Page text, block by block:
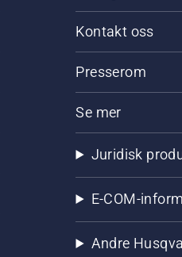
Kontakt oss
Presserom
Se mer
Juridisk
E-COM-
Andre